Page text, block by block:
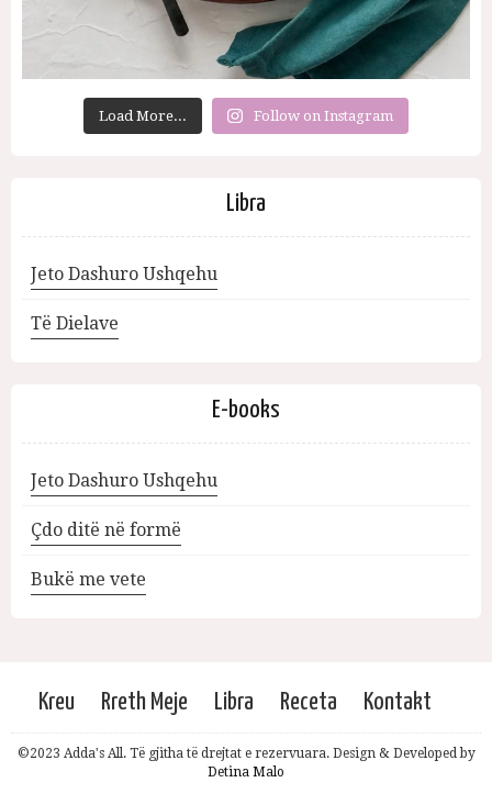
Load More... Follow on Instagram
Libra
Jeto Dashuro Ushqehu
Të Dielave
E-books
Jeto Dashuro Ushqehu
Çdo ditë në formë
Bukë me vete
Kreu Rreth Meje Libra Receta Kontakt
©2023 Adda's All. Të gjitha të drejtat e rezervuara. Design & Developed by
Detina Malo